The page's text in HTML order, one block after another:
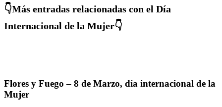
👇Más entradas relacionadas con el Día
Internacional de la Mujer👇
Flores y Fuego – 8 de Marzo, día internacional de la
Mujer